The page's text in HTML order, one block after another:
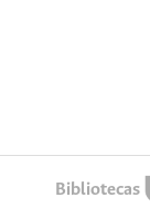
Bibliotecas